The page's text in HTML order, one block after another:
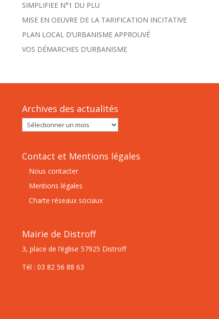
SIMPLIFIEE N°1 DU PLU
MISE EN OEUVRE DE LA TARIFICATION INCITATIVE
PLAN LOCAL D’URBANISME APPROUVÉ
VOS DÉMARCHES D’URBANISME
Archives des actualités
Archives
des
Contact et Mentions légales
Nous contacter
Mentions légales
Charte réseaux sociaux
Mairie de Distroff
3, place de l’église 57925 Distroff
Tél : 03 82 56 88 63